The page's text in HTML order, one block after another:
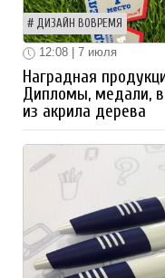
ДИЗАЙН ВОВРЕМЯ
12:08 | 7 июля
Наградная
Дипломы, медали,
из акрила дерева